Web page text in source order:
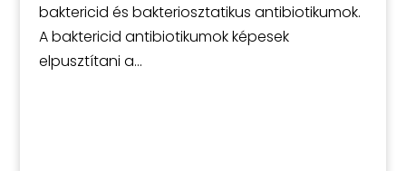
baktericid és bakteriosztatikus antibiotikumok.
A baktericid antibiotikumok képesek
elpusztítani a...